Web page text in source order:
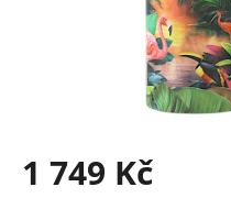
1 749 Kč